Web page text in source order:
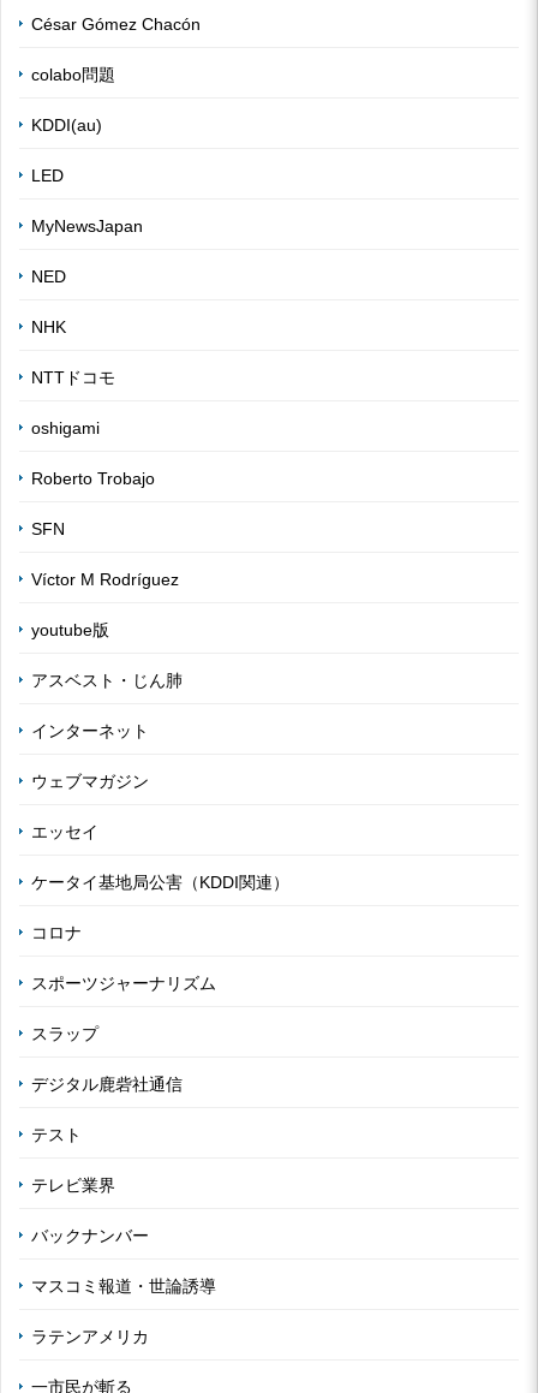
César Gómez Chacón
colabo問題
KDDI(au)
LED
MyNewsJapan
NED
NHK
NTTドコモ
oshigami
Roberto Trobajo
SFN
Víctor M Rodríguez
youtube版
アスベスト・じん肺
インターネット
ウェブマガジン
エッセイ
ケータイ基地局公害（KDDI関連）
コロナ
スポーツジャーナリズム
スラップ
デジタル鹿砦社通信
テスト
テレビ業界
バックナンバー
マスコミ報道・世論誘導
ラテンアメリカ
一市民が斬る